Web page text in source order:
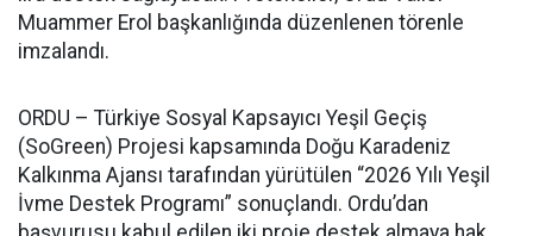
Muammer Erol başkanlığında düzenlenen törenle
imzalandı.
ORDU – Türkiye Sosyal Kapsayıcı Yeşil Geçiş
(SoGreen) Projesi kapsamında Doğu Karadeniz
Kalkınma Ajansı tarafından yürütülen “2026 Yılı Yeşil
İvme Destek Programı” sonuçlandı. Ordu’dan